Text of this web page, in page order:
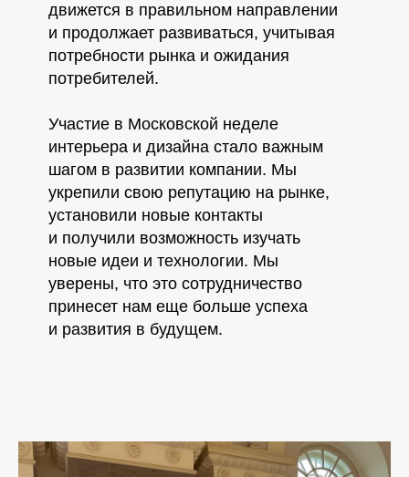
движется в правильном направлении
и продолжает развиваться, учитывая
потребности рынка и ожидания
потребителей.
Участие в Московской неделе
интерьера и дизайна стало важным
шагом в развитии компании. Мы
укрепили свою репутацию на рынке,
установили новые контакты
и получили возможность изучать
новые идеи и технологии. Мы
уверены, что это сотрудничество
принесет нам еще больше успеха
и развития в будущем.